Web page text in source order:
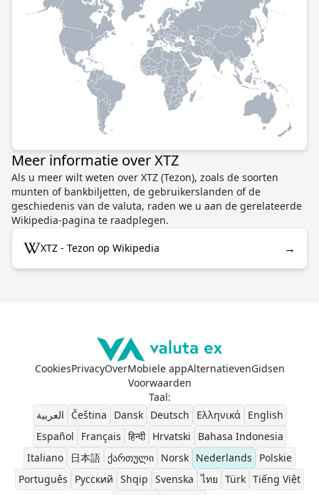
Meer informatie over XTZ
Als u meer wilt weten over XTZ (Tezon), zoals de soorten
munten of bankbiljetten, de gebruikerslanden of de
geschiedenis van de valuta, raden we u aan de gerelateerde
Wikipedia-pagina te raadplegen.
XTZ - Tezon op Wikipedia →
CookiesPrivacyOverMobiele appAlternatievenGidsen
Voorwaarden
Taal:
العربية
Čeština Dansk Deutsch Ελληνικά
English
Español
Français हिन्दी Hrvatski
Bahasa Indonesia
Italiano
日本語 ქართული Norsk Nederlands
Polskie
Português
Pусский Shqip Svenska ไทย Türk Tiếng Việt